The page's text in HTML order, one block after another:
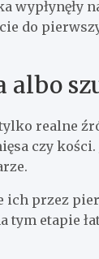
do
albo
realne
czy
ich przez
tym etapie